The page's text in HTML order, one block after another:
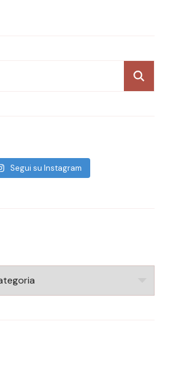
Segui su Instagram